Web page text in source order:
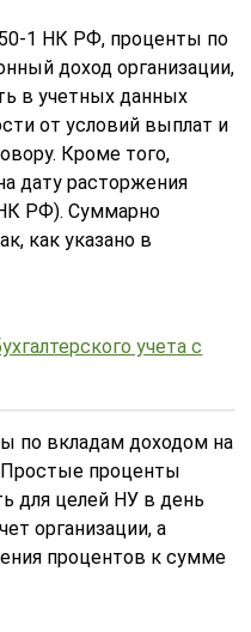
1 НК РФ, проценты по
доход организации,
в учетных данных
от условий выплат и
Кроме того,
дату расторжения
НК РФ). Суммарно
как указано в
учета с
по вкладам доходом на
проценты
для целей НУ в день
организации, а
процентов к сумме